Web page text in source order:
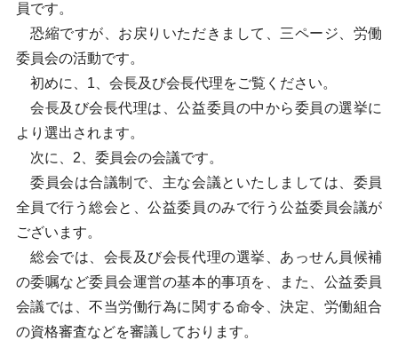
員です。
恐縮ですが、お戻りいただきまして、三ページ、労働
委員会の活動です。
初めに、1、会長及び会長代理をご覧ください。
会長及び会長代理は、公益委員の中から委員の選挙に
より選出されます。
次に、2、委員会の会議です。
委員会は合議制で、主な会議といたしましては、委員
全員で行う総会と、公益委員のみで行う公益委員会議が
ございます。
総会では、会長及び会長代理の選挙、あっせん員候補
の委嘱など委員会運営の基本的事項を、また、公益委員
会議では、不当労働行為に関する命令、決定、労働組合
の資格審査などを審議しております。